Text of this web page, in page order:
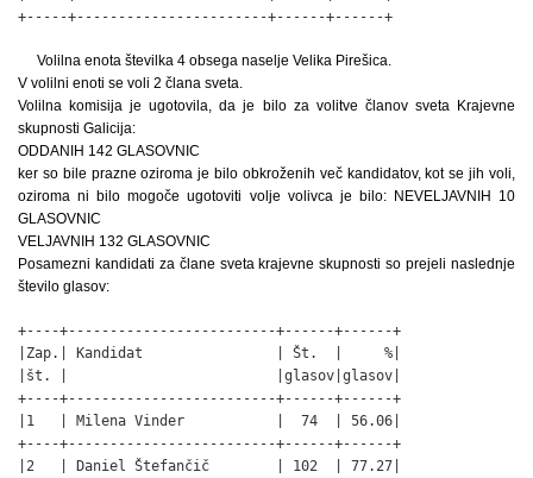
+-----+-----------------------+------+------+
Volilna enota številka 4 obsega naselje Velika Pirešica.
V volilni enoti se voli 2 člana sveta.
Volilna komisija je ugotovila, da je bilo za volitve članov sveta Krajevne
skupnosti Galicija:
ODDANIH 142 GLASOVNIC
ker so bile prazne oziroma je bilo obkroženih več kandidatov, kot se jih voli,
oziroma ni bilo mogoče ugotoviti volje volivca je bilo: NEVELJAVNIH 10
GLASOVNIC
VELJAVNIH 132 GLASOVNIC
Posamezni kandidati za člane sveta krajevne skupnosti so prejeli naslednje
število glasov:
+----+-------------------------+------+------+
|Zap.| Kandidat                | Št.  |     %|
|št. |                         |glasov|glasov|
+----+-------------------------+------+------+
|1   | Milena Vinder           |  74  | 56.06|
+----+-------------------------+------+------+
|2   | Daniel Štefančič        | 102  | 77.27|